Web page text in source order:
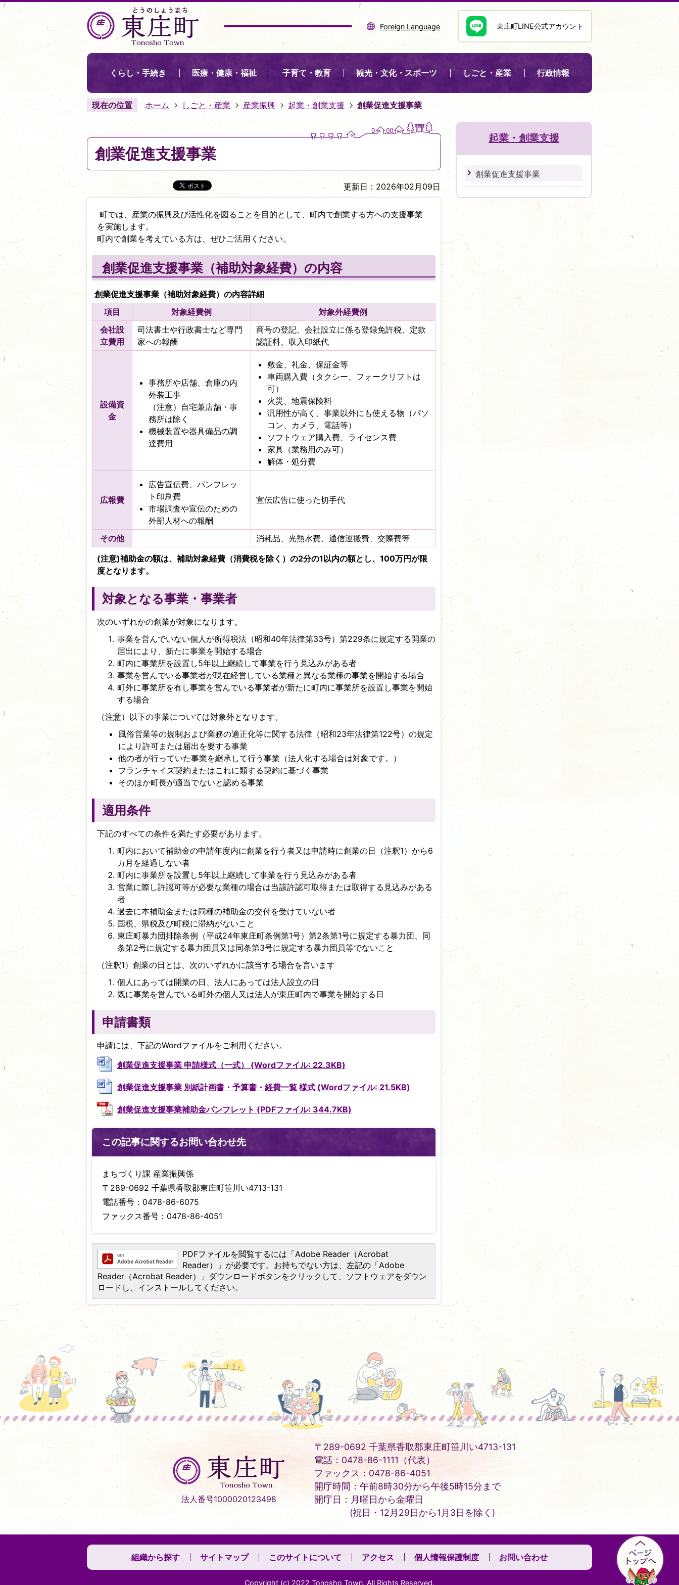
Foreign Language 東庄町LINE公式アカウント
くらし・手続き 医療・健康・福祉 子育て・教育 観光・文化・スポーツ しごと・産業 行政情報
現在の位置 ホーム しごと・産業 産業振興 起業・創業支援 創業促進支援事業
創業促進支援事業
更新日：2026年02月09日
町では、産業の振興及び活性化を図ることを目的として、町内で創業する方への支援事業
を実施します。
町内で創業を考えている方は、ぜひご活用ください。
創業促進支援事業（補助対象経費）の内容
創業促進支援事業（補助対象経費）の内容詳細
項目
対象経費例
対象外経費例
会社設
立費用
司法書士や行政書士など専門
家への報酬
商号の登記、会社設立に係る登録免許税、定款
認証料、収入印紙代
設備資
金
事務所や店舗、倉庫の内
外装工事
（注意）自宅兼店舗・事
務所は除く
機械装置や器具備品の調
達費用
敷金、礼金、保証金等
車両購入費（タクシー、フォークリフトは
可）
火災、地震保険料
汎用性が高く、事業以外にも使える物（パソ
コン、カメラ、電話等）
ソフトウェア購入費、ライセンス費
家具（業務用のみ可）
解体・処分費
広報費
広告宣伝費、パンフレッ
ト印刷費
市場調査や宣伝のための
外部人材への報酬
宣伝広告に使った切手代
その他
消耗品、光熱水費、通信運搬費、交際費等
(注意)補助金の額は、補助対象経費（消費税を除く）の2分の1以内の額とし、100万円が限
度となります。
対象となる事業・事業者
次のいずれかの創業が対象になります。
事業を営んでいない個人が所得税法（昭和40年法律第33号）第229条に規定する開業の
届出により、新たに事業を開始する場合
町内に事業所を設置し5年以上継続して事業を行う見込みがある者
事業を営んでいる事業者が現在経営している業種と異なる業種の事業を開始する場合
町外に事業所を有し事業を営んでいる事業者が新たに町内に事業所を設置し事業を開始
する場合
（注意）以下の事業については対象外となります。
風俗営業等の規制および業務の適正化等に関する法律（昭和23年法律第122号）の規定
により許可または届出を要する事業
他の者が行っていた事業を継承して行う事業（法人化する場合は対象です。）
フランチャイズ契約またはこれに類する契約に基づく事業
そのほか町長が適当でないと認める事業
適用条件
下記のすべての条件を満たす必要があります。
町内において補助金の申請年度内に創業を行う者又は申請時に創業の日（注釈1）から6
カ月を経過しない者
町内に事業所を設置し5年以上継続して事業を行う見込みがある者
営業に際し許認可等が必要な業種の場合は当該許認可取得または取得する見込みがある
者
過去に本補助金または同種の補助金の交付を受けていない者
国税、県税及び町税に滞納がないこと
東庄町暴力団排除条例（平成24年東庄町条例第1号）第2条第1号に規定する暴力団、同
条第2号に規定する暴力団員又は同条第3号に規定する暴力団員等でないこと
（注釈1）創業の日とは、次のいずれかに該当する場合を言います
個人にあっては開業の日、法人にあっては法人設立の日
既に事業を営んでいる町外の個人又は法人が東庄町内で事業を開始する日
申請書類
申請には、下記のWordファイルをご利用ください。
創業促進支援事業 申請様式（一式） (Wordファイル: 22.3KB)
創業促進支援事業 別紙計画書・予算書・経費一覧 様式 (Wordファイル: 21.5KB)
創業促進支援事業補助金パンフレット (PDFファイル: 344.7KB)
この記事に関するお問い合わせ先
まちづくり課 産業振興係
〒289-0692 千葉県香取郡東庄町笹川い4713-131
電話番号：0478-86-6075
ファックス番号：0478-86-4051
PDFファイルを閲覧するには「Adobe Reader（Acrobat
Reader）」が必要です。お持ちでない方は、左記の「Adobe
Reader（Acrobat Reader）」ダウンロードボタンをクリックして、ソフトウェアをダウン
ロードし、インストールしてください。
起業・創業支援
創業促進支援事業
東
庄
町
Tonosho
Town
法人番号1000020123498
〒289-0692 千葉県香取郡東庄町笹川い4713-131
電話：0478-86-1111（代表）
ファックス：0478-86-4051
開庁時間：午前8時30分から午後5時15分まで
開庁日：月曜日から金曜日
(祝日・12月29日から1月3日を除く)
組織から探す サイトマップ このサイトについて アクセス 個人情報保護制度 お問い合わせ
Copyright (c) 2022 Tonosho Town. All Rights Reserved.